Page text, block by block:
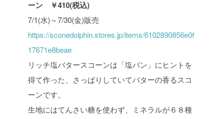
ーン ￥410(税込)
7/1(水)～7/30(金)販売
https://sconedolphin.stores.jp/items/6102890856e0f
17671e8beae
リッチ塩バタースコーンは「塩パン」にヒントを
得て作った、さっぱりしていてバターの香るスコ
ーンです。
生地にはてんさい糖を使わず、ミネラルが６８種